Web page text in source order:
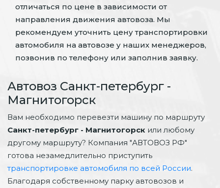
отличаться по цене в зависимости от
направления движения автовоза. Мы
рекомендуем уточнить цену транспортировки
автомобиля на автовозе у наших менеджеров,
позвонив по телефону или заполнив заявку.
Автовоз Санкт-петербург -
Магнитогорск
Вам необходимо перевезти машину по маршруту
Санкт-петербург - Магнитогорск или любому
другому маршруту? Компания "АВТОВОЗ РФ"
готова незамедлительно приступить
транспортировке автомобиля по всей России.
Благодаря собственному парку автовозов и